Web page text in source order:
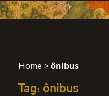
Home >ônibus
Tag: ônibus